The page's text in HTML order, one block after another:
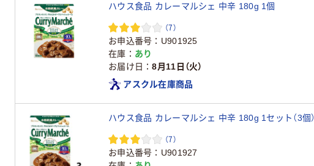
ハウス食品 カレーマルシェ 中辛 180g 1個
（7）
お申込番号
U901925
在庫
あり
お届け日
8月11日（火）
アスクル在庫商品
ハウス食品 カレーマルシェ 中辛 180g 1セット（3個）
（7）
お申込番号
U901927